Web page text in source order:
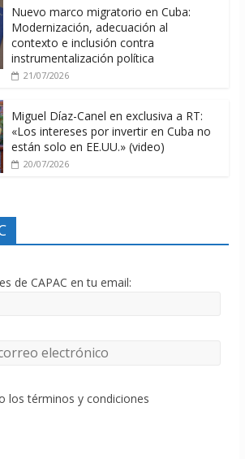
Nuevo marco migratorio en Cuba:
Modernización, adecuación al
contexto e inclusión contra
instrumentalización política
21/07/2026
Miguel Díaz-Canel en exclusiva a RT:
«Los intereses por invertir en Cuba no
están solo en EE.UU.» (video)
20/07/2026
de CAPAC en tu email:
los términos y condiciones